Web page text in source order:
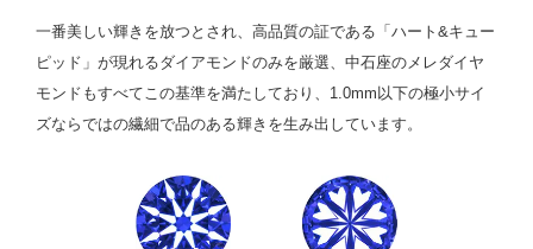
一番美しい輝きを放つとされ、高品質の証である「ハート&キュー
ピッド」が現れるダイアモンドのみを厳選、中石座のメレダイヤ
モンドもすべてこの基準を満たしており、1.0mm以下の極小サイ
ズならではの繊細で品のある輝きを生み出しています。